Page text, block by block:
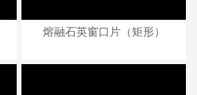
熔融石英窗口片（矩形）